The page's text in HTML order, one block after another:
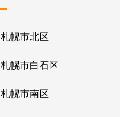
札幌市北区
札幌市白石区
札幌市南区